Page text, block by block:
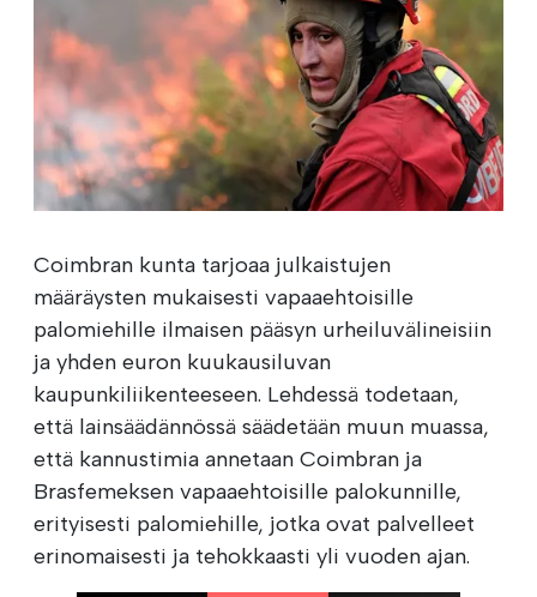
Coimbran kunta tarjoaa julkaistujen
määräysten mukaisesti vapaaehtoisille
palomiehille ilmaisen pääsyn urheiluvälineisiin
ja yhden euron kuukausiluvan
kaupunkiliikenteeseen. Lehdessä todetaan,
että lainsäädännössä säädetään muun muassa,
että kannustimia annetaan Coimbran ja
Brasfemeksen vapaaehtoisille palokunnille,
erityisesti palomiehille, jotka ovat palvelleet
erinomaisesti ja tehokkaasti yli vuoden ajan.